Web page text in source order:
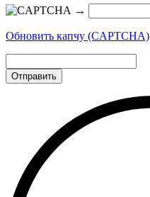
→
Обновить капчу (CAPTCHA)
Отправить